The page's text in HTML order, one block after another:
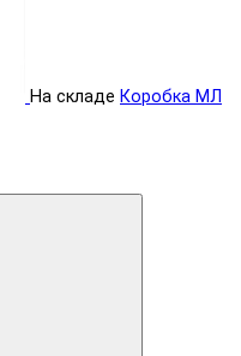
На складе Коробка МЛ